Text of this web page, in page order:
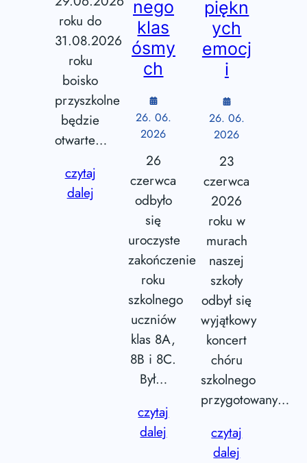
roku do
31.08.2026
roku
boisko
przyszkolne
będzie
otwarte…
czytaj
dalej
nego
klas
ósmy
ch
26. 06.
2026
26
czerwca
odbyło
się
uroczyste
zakończenie
roku
szkolnego
uczniów
klas 8A,
8B i 8C.
Był…
czytaj
dalej
piękn
ych
emocj
i
26. 06.
2026
23
czerwca
2026
roku w
murach
naszej
szkoły
odbył się
wyjątkowy
koncert
chóru
szkolnego
przygotowany…
czytaj
dalej